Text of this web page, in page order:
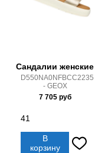
Сандалии женские
D550NA0NFBCC2235
- GEOX
7 705руб
41
В
корзину